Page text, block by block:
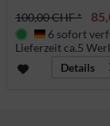
100,00 CHF *
Deutschland
6 sofort
Lieferzeit ca.5
Details